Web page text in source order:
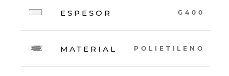
ESPESOR G400
MATERIAL POLIETILENO